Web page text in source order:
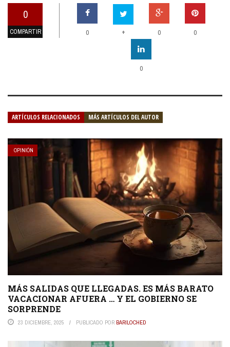
0
COMPARTIR 0 + 0 0
0
ARTÍCULOS RELACIONADOS MÁS ARTÍCULOS DEL AUTOR
OPINIÓN
MÁS SALIDAS QUE LLEGADAS. ES MÁS BARATO
VACACIONAR AFUERA … Y EL GOBIERNO SE
SORPRENDE
23 DICIEMBRE, 2025 PUBLICADO POR BARILOCHED